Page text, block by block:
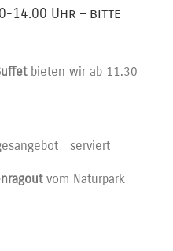
14.00 Uhr – bitte
bieten wir ab 11.30
serviert
vom Naturpark